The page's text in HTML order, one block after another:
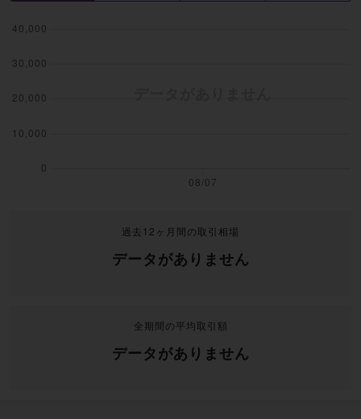
過去12ヶ月間の取引相場
データがありません
全期間の平均取引額
データがありません